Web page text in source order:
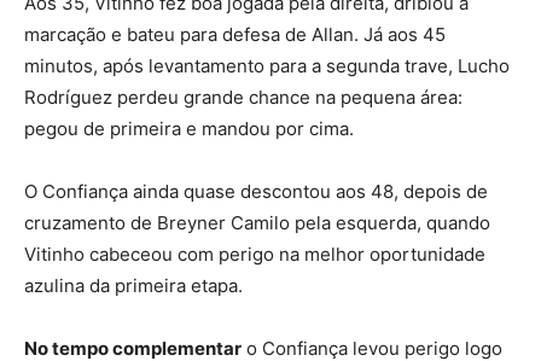
marcação e bateu para defesa de Allan. Já aos 45
minutos, após levantamento para a segunda trave, Lucho
Rodríguez perdeu grande chance na pequena área:
pegou de primeira e mandou por cima.
O Confiança ainda quase descontou aos 48, depois de
cruzamento de Breyner Camilo pela esquerda, quando
Vitinho cabeceou com perigo na melhor oportunidade
azulina da primeira etapa.
No tempo complementar o Confiança levou perigo logo